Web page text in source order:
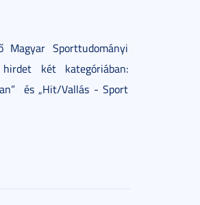
Magyar Sporttudományi
két kategóriában:
és „Hit/Vallás - Sport